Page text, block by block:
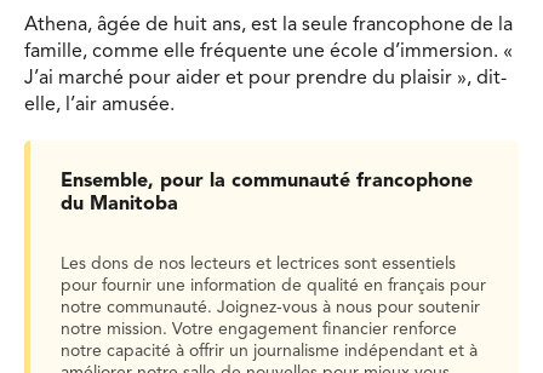
Athena, âgée de huit ans, est la seule francophone de la
famille, comme elle fréquente une école d’immersion. «
J’ai marché pour aider et pour prendre du plaisir », dit-
elle, l’air amusée.
Ensemble, pour la communauté francophone
du Manitoba
Les dons de nos lecteurs et lectrices sont essentiels
pour fournir une information de qualité en français pour
notre communauté. Joignez-vous à nous pour soutenir
notre mission. Votre engagement financier renforce
notre capacité à offrir un journalisme indépendant et à